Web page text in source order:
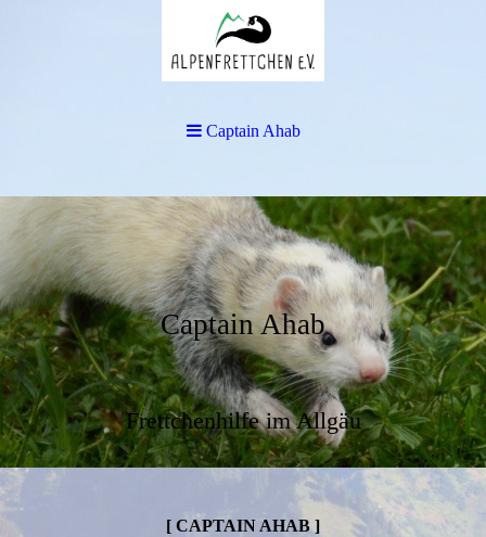
Captain Ahab
Frettchenhilfe im Allgäu
[ CAPTAIN AHAB ]
Captain Ahab